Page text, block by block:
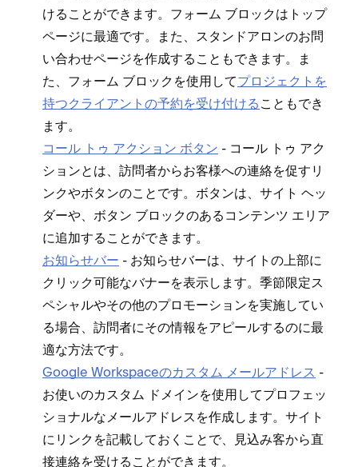
けることができます⁠。フ⁠ォ⁠ーム ブロ⁠ックはト⁠ップ
ペ⁠ージに最適です⁠。また⁠、スタンドアロンのお問
い合わせペ⁠ージを作成することもできます⁠。ま
た⁠、フ⁠ォ⁠ーム ブロ⁠ックを使用してプロジ⁠ェクトを
持つクライアントの予約を受け付ける こともでき
ます⁠。
コ⁠ール ト⁠ゥ アクシ⁠ョン ボタン - コ⁠ール ト⁠ゥ アク
シ⁠ョンとは⁠、訪問者からお客様への連絡を促すリ
ンクやボタンのことです⁠。ボタンは⁠、サイト ヘ⁠ッ
ダ⁠ーや⁠、ボタン ブロ⁠ックのあるコンテンツ エリア
に追加することができます⁠。
お知らせバ⁠ー - お知らせバ⁠ーは⁠、サイトの上部に
クリ⁠ック可能なバナ⁠ーを表示します⁠。季節限定ス
ペシ⁠ャルやその他のプロモ⁠ーシ⁠ョンを実施してい
る場合⁠、訪問者にその情報をアピ⁠ールするのに最
適な方法です⁠。
Google Workspaceのカスタム メ⁠ールアドレス -
お使いのカスタム ドメインを使用してプロフ⁠ェ⁠ッ
シ⁠ョナルなメ⁠ールアドレスを作成します⁠。サイト
にリンクを記載しておくことで⁠、見込み客から直
接連絡を受けることができます⁠。